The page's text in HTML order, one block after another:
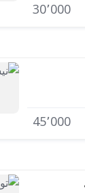
30٬000
45٬000